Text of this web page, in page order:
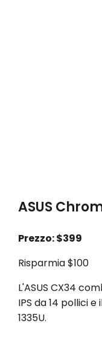
ASUS
Prezzo: $399
Risparmia $100
L'ASUS CX34
IPS da 14 pollici
1335U.